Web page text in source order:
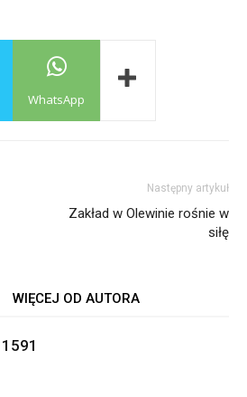
WhatsApp
Następny artykuł
Zakład w Olewinie rośnie w
siłę
WIĘCEJ OD AUTORA